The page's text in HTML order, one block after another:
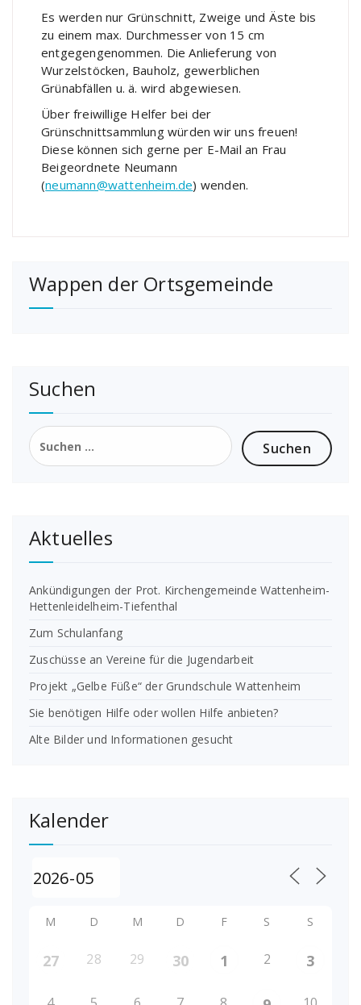
Es werden nur Grünschnitt, Zweige und Äste bis
zu einem max. Durchmesser von 15 cm
entgegengenommen. Die Anlieferung von
Wurzelstöcken, Bauholz, gewerblichen
Grünabfällen u. ä. wird abgewiesen.
Über freiwillige Helfer bei der
Grünschnittsammlung würden wir uns freuen!
Diese können sich gerne per E-Mail an Frau
Beigeordnete Neumann
(neumann@wattenheim.de) wenden.
Wappen der Ortsgemeinde
Suchen
Suchen
nach:
Aktuelles
Ankündigungen der Prot. Kirchengemeinde Wattenheim-
Hettenleidelheim-Tiefenthal
Zum Schulanfang
Zuschüsse an Vereine für die Jugendarbeit
Projekt „Gelbe Füße“ der Grundschule Wattenheim
Sie benötigen Hilfe oder wollen Hilfe anbieten?
Alte Bilder und Informationen gesucht
Kalender
M D M D F S S
27 28 29 30 1 2 3